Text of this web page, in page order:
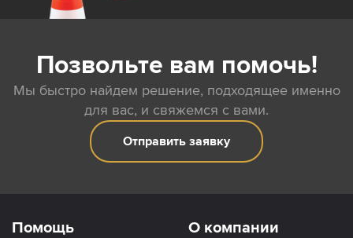
Позвольте вам помочь!
Мы быстро найдем решение, подходящее именно
для вас, и свяжемся с вами.
Отправить заявку
Помощь
О компании